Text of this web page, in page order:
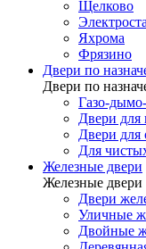
Щелково
Яхрома
Фрязино
Двери по
Двери по
Газо-
Двери для
Двери
Для
Железные двери
Железные двери
Двери
Уличные
Двойные